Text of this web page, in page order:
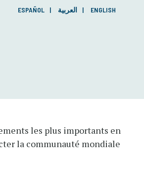
ESPAÑOL العربية ENGLISH
les plus importants en
la communauté mondiale